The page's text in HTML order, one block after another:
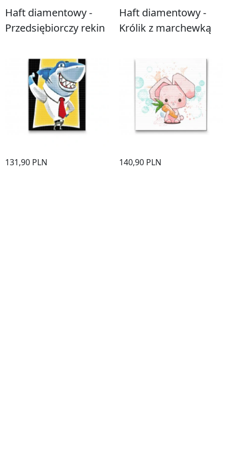
Haft diamentowy -
Przedsiębiorczy rekin
131,90 PLN
Haft diamentowy -
Królik z marchewką
140,90 PLN